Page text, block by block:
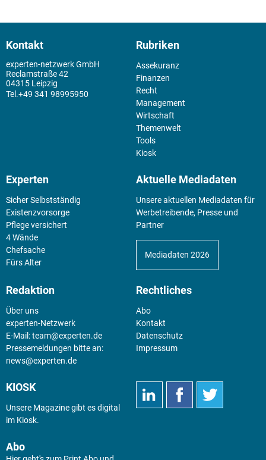
Kontakt
experten-netzwerk GmbH
Reclamstraße 42
04315 Leipzig
+49 341 98995950
Rubriken
Assekuranz
Finanzen
Recht
Management
Wirtschaft
Themenwelt
Tools
Kiosk
Experten
Sicher Selbstständig
Existenz­vorsorge
Pflege versichert
4 Wände
Chefsache
Fürs Alter
Aktuelle Mediadaten
Unsere aktuellen Mediadaten für
Werbetreibende, Presse und
Partner
Mediadaten 2026
Redaktion
Über uns
experten-Netzwerk
E-Mail:team@experten.de
Pressemeldungen bitte an:
news@experten.de
Rechtliches
Abo
Kontakt
Datenschutz
Impressum
KIOSK
Unsere Magazine gibt es digital
im Kiosk.
Abo